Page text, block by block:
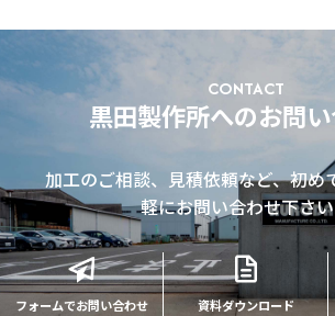
CONTACT
黒田製作所へのお問
加工のご相談、見積依頼など、初め
軽にお問い合わせ下さい
フォームでお問い合わせ 資料ダウンロード